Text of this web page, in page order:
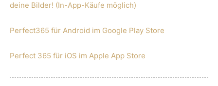
deine Bilder! (In-App-Käufe möglich)
Perfect365 für Android im Google Play Store
Perfect 365 für iOS im Apple App Store